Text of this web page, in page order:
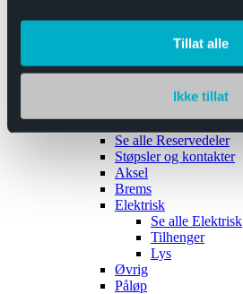
Tillat alle
Ikke tillat
Båthengere
Reservedeler
Se alle Reservedeler
Støpsler og kontakter
Aksel
Brems
Elektrisk
Se alle Elektrisk
Tilhenger
Lys
Øvrig
Påløp